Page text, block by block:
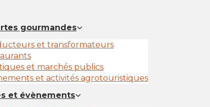
gourmandes
et transformateurs
et marchés publics
et activités agrotouristiques
et évènements